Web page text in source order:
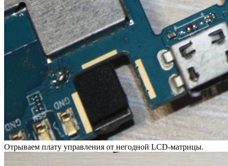
Отрываем плату управления от негодной LCD-матрицы.